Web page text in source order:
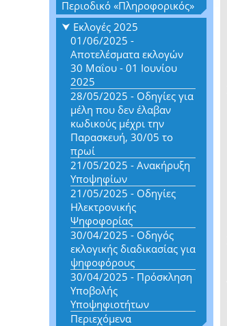
Περιοδικό «Πληροφορικός»
Εκλογές 2025
01/06/2025 -
Αποτελέσματα εκλογών
30 Μαΐου - 01 Ιουνίου
2025
28/05/2025 - Οδηγίες για
μέλη που δεν έλαβαν
κωδικούς μέχρι την
Παρασκευή, 30/05 το
πρωί
21/05/2025 - Ανακήρυξη
Υποψηφίων
21/05/2025 - Οδηγίες
Ηλεκτρονικής
Ψηφοφορίας
30/04/2025 - Οδηγός
εκλογικής διαδικασίας για
ψηφοφόρους
30/04/2025 - Πρόσκληση
Υποβολής
Υποψηφιοτήτων
Περιεχόμενα